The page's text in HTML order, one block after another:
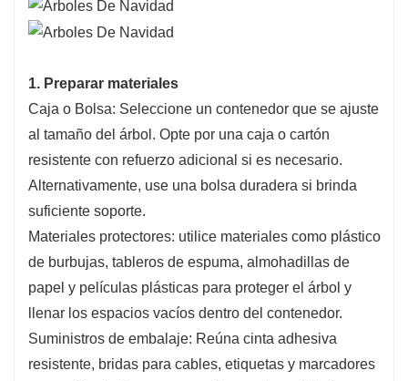
1. Preparar materiales
Caja o Bolsa: Seleccione un contenedor que se ajuste
al tamaño del árbol. Opte por una caja o cartón
resistente con refuerzo adicional si es necesario.
Alternativamente, use una bolsa duradera si brinda
suficiente soporte.
Materiales protectores: utilice materiales como plástico
de burbujas, tableros de espuma, almohadillas de
papel y películas plásticas para proteger el árbol y
llenar los espacios vacíos dentro del contenedor.
Suministros de embalaje: Reúna cinta adhesiva
resistente, bridas para cables, etiquetas y marcadores